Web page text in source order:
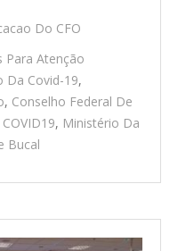
Do CFO
Para Atenção
Da Covid-19,
, Conselho Federal De
COVID19, Ministério Da
Bucal